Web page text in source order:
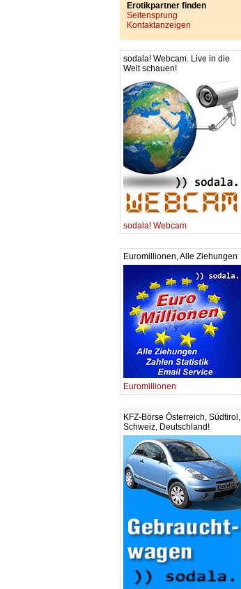
Erotikpartner finden
Seitensprung
Kontaktanzeigen
sodala! Webcam. Live in die
Welt schauen!
sodala! Webcam
Euromillionen, Alle Ziehungen
Euromillionen
KFZ-Börse Österreich, Südtirol,
Schweiz, Deutschland!